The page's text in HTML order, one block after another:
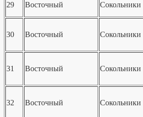
29 Восточный Сокольники
30 Восточный Сокольники
31 Восточный Сокольники
32 Восточный Сокольники